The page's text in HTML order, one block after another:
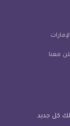
معنا
كل جديد